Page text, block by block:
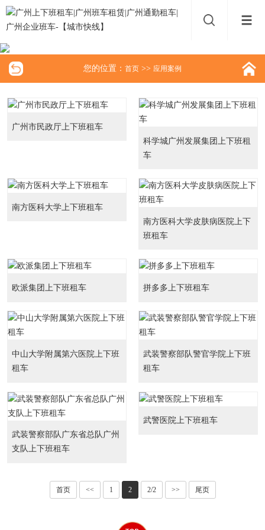
您的位置： 首页 >> 应用案例
广州市民政厅上下班租车
科学城广州发展集团上下班租
车
南方医科大学上下班租车
南方医科大学皮肤病医院上下
班租车
欧派集团上下班租车 拼多多上下班租车
中山大学附属第六医院上下班
租车
武装警察部队警官学院上下班
租车
武装警察部队广东省总队广州
支队上下班租车
武警医院上下班租车
首页 << 1 2 2/2 >> 尾页